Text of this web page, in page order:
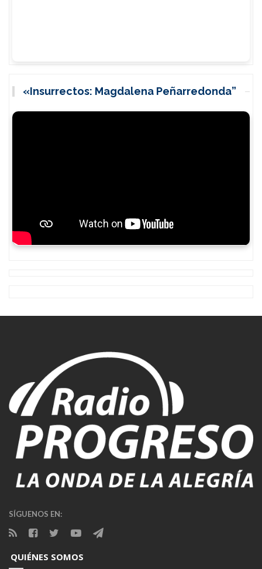
«Insurrectos: Magdalena Peñarredonda”
SÍGUENOS EN:
QUIÉNES SOMOS